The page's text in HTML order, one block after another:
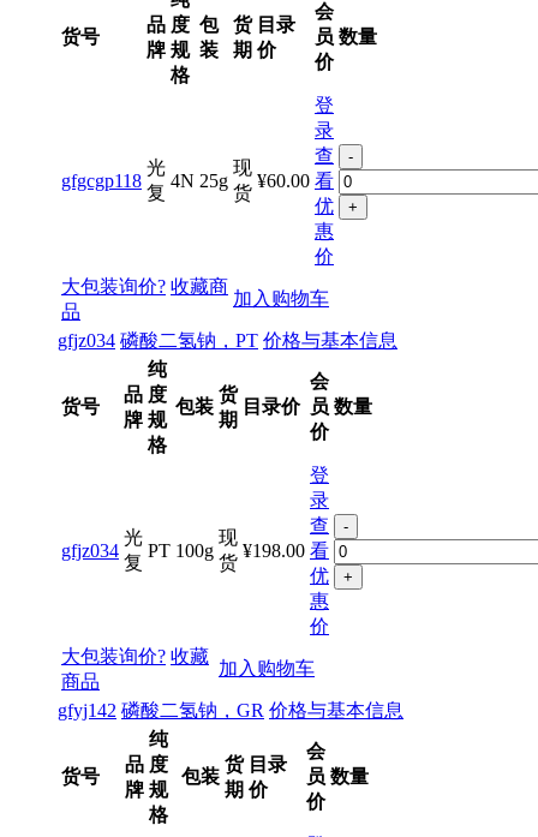
货号
品
牌
度
规
格
包
装
货
期
目录
价
会
员
价
数量
gfgcgp118
光
复
4N 25g
现
货
¥60.00
登
录
查
看
优
惠
价
-
+
大包装询价? 收藏商
品
加入购物车
gfjz034 磷酸二氢钠，PT 价格与基本信息
货号
品
牌
纯
度
规
格
包装
货
期
目录价
会
员
价
数量
gfjz034
光
复
PT 100g
现
货
¥198.00
登
录
查
看
优
惠
价
-
+
大包装询价? 收藏
商品
加入购物车
gfyj142 磷酸二氢钠，GR 价格与基本信息
货号
品
牌
纯
度
规
格
包装
货
期
目录
价
会
员
价
数量